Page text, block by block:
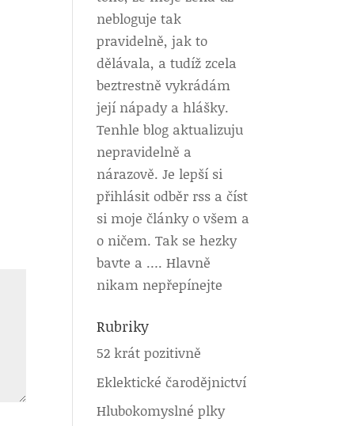
nebloguje tak
pravidelně, jak to
dělávala, a tudíž zcela
beztrestně vykrádám
její nápady a hlášky.
Tenhle blog aktualizuju
nepravidelně a
nárazově. Je lepší si
přihlásit odběr rss a číst
si moje články o všem a
o ničem. Tak se hezky
bavte a …. Hlavně
nikam nepřepínejte
Rubriky
52 krát pozitivně
Eklektické čarodějnictví
Hlubokomyslné plky